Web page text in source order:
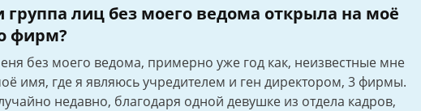
группа лиц без моего ведома открыла на моё
фирм?
без моего ведома, примерно уже год как, неизвестные мне
имя, где я являюсь учредителем и ген директором, 3 фирмы.
недавно, благодаря одной девушке из отдела кадров,